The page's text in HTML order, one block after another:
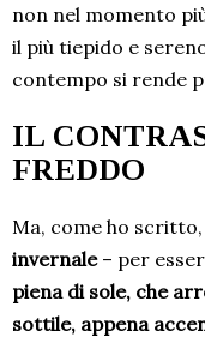
non nel momento
il più tiepido e
contempo si rende
IL
FREDDO
Ma, come ho scritto,
invernale– per
piena di sole, che
sottile, appena